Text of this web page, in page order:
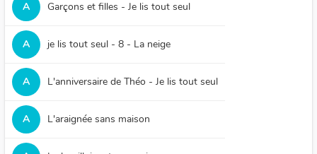
A Garçons et filles - Je lis tout seul
A je lis tout seul - 8 - La neige
A L'anniversaire de Théo - Je lis tout seul
A L'araignée sans maison